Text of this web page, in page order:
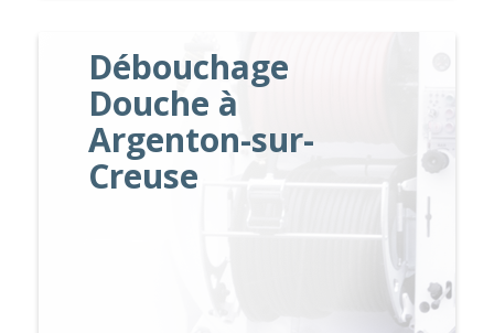
Débouchage
Douche à
Argenton-sur-
Creuse